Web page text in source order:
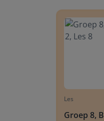
Les
Groep 8,